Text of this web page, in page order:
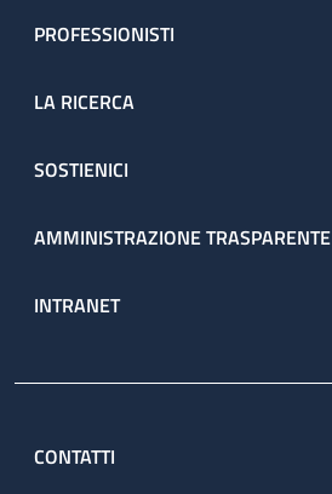
PROFESSIONISTI
LA RICERCA
SOSTIENICI
AMMINISTRAZIONE TRASPARENTE
INTRANET
CONTATTI